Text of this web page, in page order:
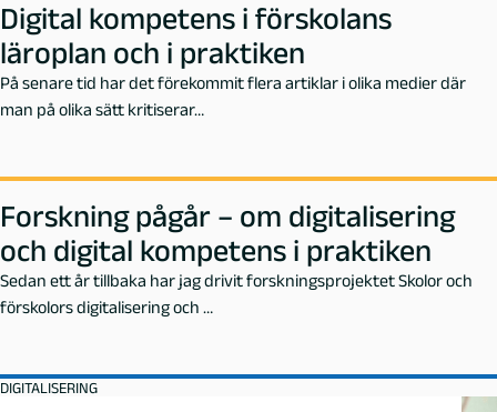
Digital kompetens i förskolans
läroplan och i praktiken
På senare tid har det förekommit flera artiklar i olika medier där
man på olika sätt kritiserar…
Forskning pågår – om digitalisering
och digital kompetens i praktiken
Sedan ett år tillbaka har jag drivit forskningsprojektet Skolor och
förskolors digitalisering och …
DIGITALISERING